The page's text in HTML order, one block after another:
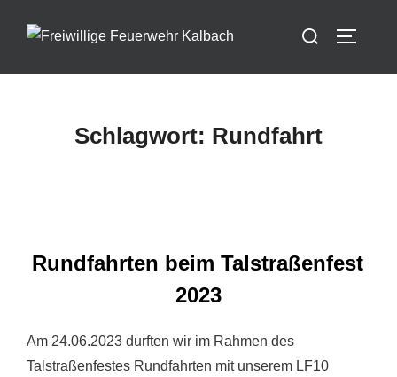
Inhalt
Suchen
Schlagwort: Rundfahrt
Rundfahrten beim Talstraßenfest
2023
Am 24.06.2023 durften wir im Rahmen des
Talstraßenfestes Rundfahrten mit unserem LF10